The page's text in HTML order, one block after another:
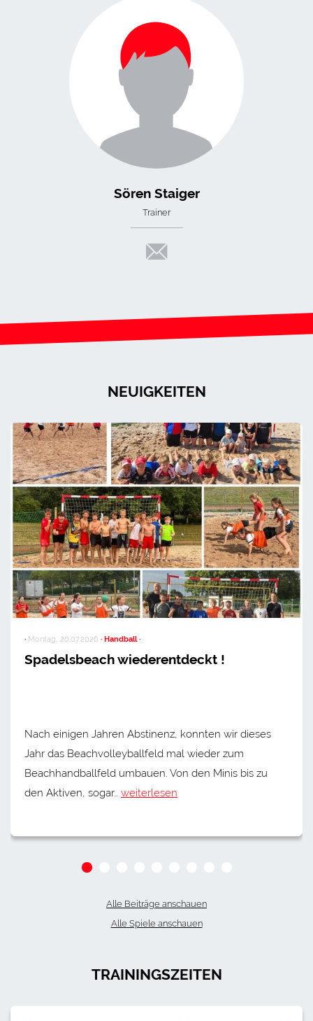
Sören Staiger
Trainer
NEUIGKEITEN
· Montag, 20.07.2026 · Handball ·
Spadelsbeach wiederentdeckt !
Nach einigen Jahren Abstinenz, konnten wir dieses
Jahr das Beachvolleyballfeld mal wieder zum
Beachhandballfeld umbauen. Von den Minis bis zu
den Aktiven, sogar… weiterlesen
Alle Beiträge anschauen
Alle Spiele anschauen
TRAININGSZEITEN